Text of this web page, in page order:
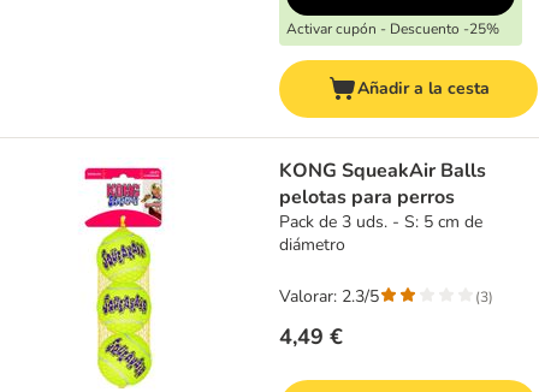
Activar cupón - Descuento -25%
Añadir a la cesta
KONG SqueakAir Balls
pelotas para perros
Pack de 3 uds. - S: 5 cm de
diámetro
4,49 €
Valorar: 2.3/5 (3)